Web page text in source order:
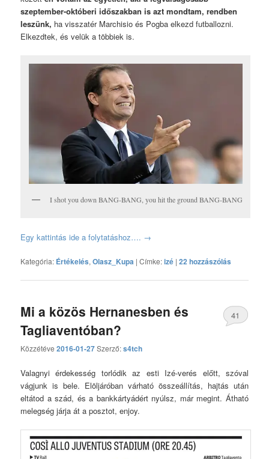
szeptember-októberi időszakban is azt mondtam, rendben
leszünk, ha visszatér Marchisio és Pogba elkezd futballozni.
Elkezdtek, és velük a többiek is.
I shot you down BANG-BANG, you hit the ground BANG-BANG
Egy kattintás ide a folytatáshoz…. →
Kategória: Értékelés,Olasz_Kupa |Címke:izé |22 hozzászólás
Mi a közös Hernanesben és
Tagliaventóban?
Közzétéve2016-01-27Szerző:s4tch
41
Valagnyi érdekesség torlódik az esti Izé-verés előtt, szóval
vágjunk is bele. Elöljáróban várható összeállítás, hajtás után
eltátod a szád, és a bankkártyádért nyúlsz, már megint. Átható
melegség járja át a posztot, enjoy.